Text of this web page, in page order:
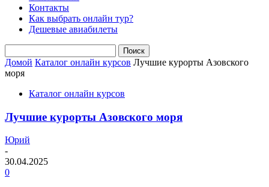
Контакты
Как выбрать онлайн тур?
Дешевые авиабилеты
Домой Каталог онлайн курсов Лучшие курорты Азовского
моря
Каталог онлайн курсов
Лучшие курорты Азовского моря
Юрий
-
30.04.2025
0